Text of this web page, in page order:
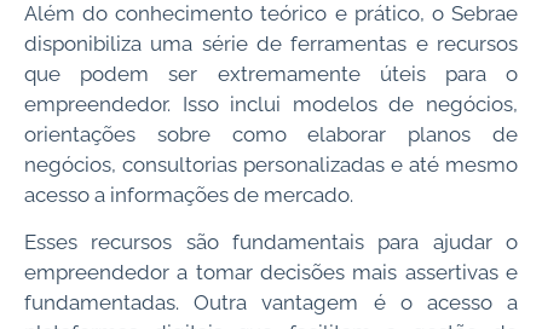
Além do conhecimento teórico e prático, o Sebrae
disponibiliza uma série de ferramentas e recursos
que podem ser extremamente úteis para o
empreendedor. Isso inclui modelos de negócios,
orientações sobre como elaborar planos de
negócios, consultorias personalizadas e até mesmo
acesso a informações de mercado.
Esses recursos são fundamentais para ajudar o
empreendedor a tomar decisões mais assertivas e
fundamentadas. Outra vantagem é o acesso a